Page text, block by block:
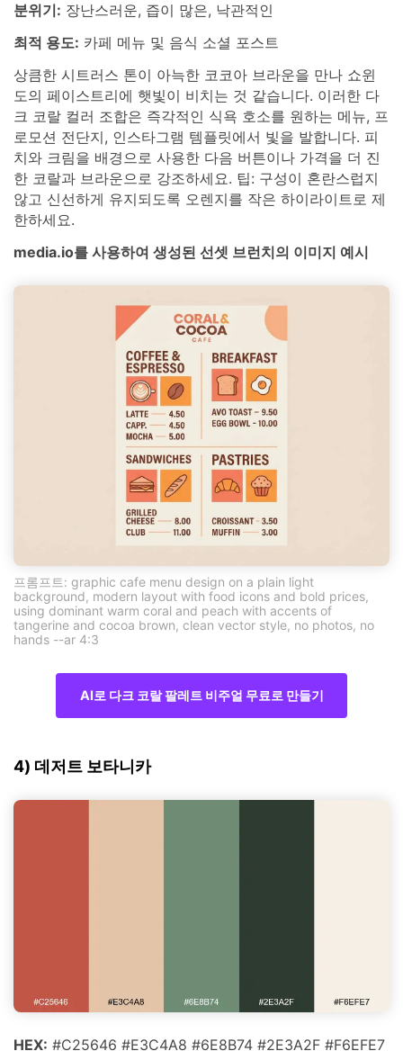
분위기: 장난스러운, 즙이 많은, 낙관적인
최적 용도: 카페 메뉴 및 음식 소셜 포스트
상큼한 시트러스 톤이 아늑한 코코아 브라운을 만나 쇼윈
도의 페이스트리에 햇빛이 비치는 것 같습니다. 이러한 다
크 코랄 컬러 조합은 즉각적인 식욕 호소를 원하는 메뉴, 프
로모션 전단지, 인스타그램 템플릿에서 빛을 발합니다. 피
치와 크림을 배경으로 사용한 다음 버튼이나 가격을 더 진
한 코랄과 브라운으로 강조하세요. 팁: 구성이 혼란스럽지
않고 신선하게 유지되도록 오렌지를 작은 하이라이트로 제
한하세요.
media.io를 사용하여 생성된 선셋 브런치의 이미지 예시
프롬프트: graphic cafe menu design on a plain light
background, modern layout with food icons and bold prices,
using dominant warm coral and peach with accents of
tangerine and cocoa brown, clean vector style, no photos, no
hands --ar 4:3
AI로 다크 코랄 팔레트 비주얼 무료로 만들기
4) 데저트 보타니카
HEX: #C25646 #E3C4A8 #6E8B74 #2E3A2F #F6EFE7